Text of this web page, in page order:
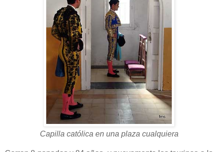
Capilla católica en una plaza cualquiera